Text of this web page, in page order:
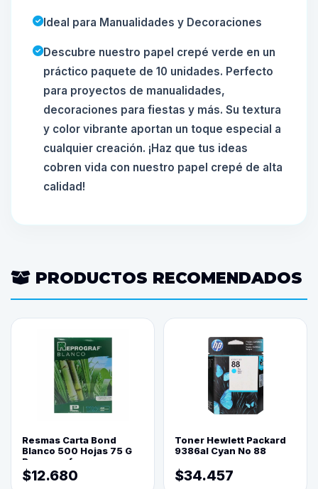
Ideal para Manualidades y Decoraciones
Descubre nuestro papel crepé verde en un
práctico paquete de 10 unidades. Perfecto
para proyectos de manualidades,
decoraciones para fiestas y más. Su textura
y color vibrante aportan un toque especial a
cualquier creación. ¡Haz que tus ideas
cobren vida con nuestro papel crepé de alta
calidad!
PRODUCTOS RECOMENDADOS
Resmas Carta Bond
Blanco 500 Hojas 75 G
Reprograf.
$12.680
Toner Hewlett Packard
9386al Cyan No 88
$34.457